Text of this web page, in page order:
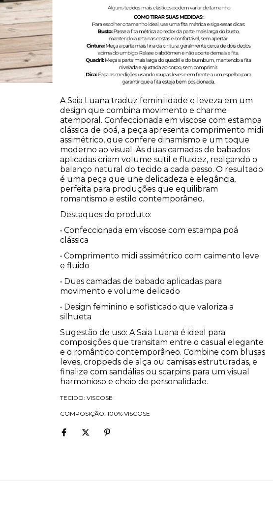
A Saia Luana traduz feminilidade e leveza em um
design que combina movimento e charme
atemporal. Confeccionada em viscose com estampa
clássica de poá, a peça apresenta comprimento midi
assimétrico, que confere dinamismo e um toque
moderno ao visual. As duas camadas de babados
aplicadas criam volume sutil e fluidez, realçando o
balanço natural do tecido a cada passo. O resultado
é uma peça que une delicadeza e elegância,
perfeita para produções que equilibram
romantismo e estilo contemporâneo.
Destaques do produto:
• Confeccionada em viscose com estampa poá
clássica
• Comprimento midi assimétrico com caimento leve
e fluido
• Duas camadas de babado aplicadas para
movimento e volume delicado
• Design feminino e sofisticado que valoriza a
silhueta
Sugestão de uso: A Saia Luana é ideal para
composições que transitam entre o casual elegante
e o romântico contemporâneo. Combine com blusas
leves, croppeds de alça ou camisas estruturadas, e
finalize com sandálias ou scarpins para um visual
harmonioso e cheio de personalidade.
TECIDO: VISCOSE
COMPOSIÇÃO: 100% VISCOSE